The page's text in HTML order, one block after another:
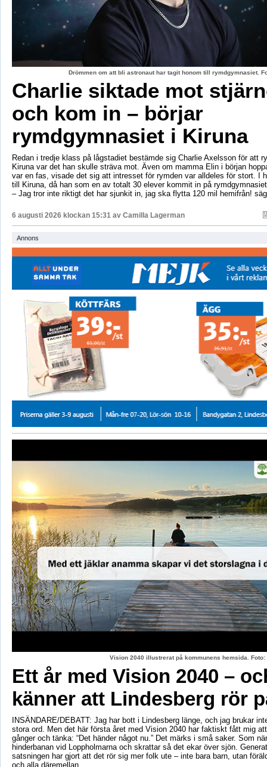
Drömmen om att bli astronaut har tagit honom till rymdgymnasiet.
Charlie siktade mot
och kom in – börjar
rymdgymnasiet i Kiruna
Redan i tredje klass på lågstadiet bestämde sig Charlie Axelsson för att
Kiruna var det han skulle sträva mot. Även om mamma Elin i början
var en fas, visade det sig att intresset för rymden var alldeles för stort. I
till Kiruna, då han som en av totalt 30 elever kommit in på
– Jag tror inte riktigt det har sjunkit in, jag ska flytta 120 mil hemifrån!
6 augusti 2026 klockan 15:31 av Camilla Lagerman
Annons
Vision 2040 illustrerat på kommunens hemsida.
Ett år med Vision 2040 –
känner att Lindesberg rör
INSÄNDARE/DEBATT: Jag har bott i Lindesberg länge, och jag brukar
stora ord. Men det här första året med Vision 2040 har faktiskt fått mig
gånger och tänka: “Det händer något nu.” Det märks i små saker. Som
hinderbanan vid Loppholmarna och skrattar så det ekar över sjön.
satsningen har gjort att det rör sig mer folk ute – inte bara barn, utan
och alla däremellan.